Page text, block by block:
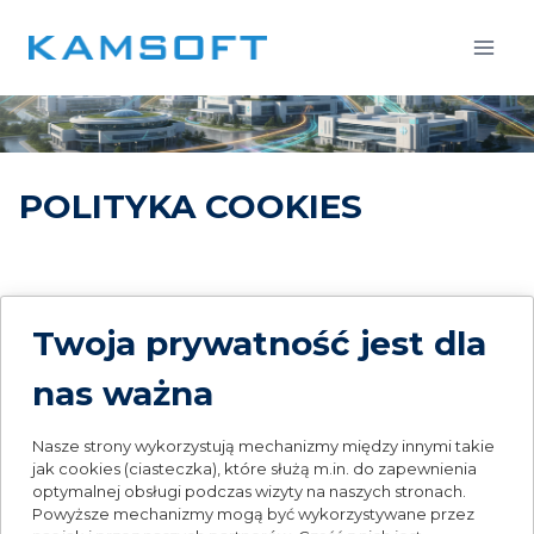
POLITYKA COOKIES
Niniejsza Polityka dotyczy stron internetowych w
domenie kamsoft.pl. W przypadku umieszczenia na
stronie internetowej KAMSOFT S.A. odnośników do
innych stron internetowych, KAMSOFT S.A. nie ponosi
odpowiedzialności za zasady zachowania prywatności
obowiązujące na tych stronach. Po wejściu na strony
internetowe innych podmiotów rekomendujemy
Twoja prywatność jest dla
nas ważna
Nasze strony wykorzystują mechanizmy między innymi takie
jak cookies (ciasteczka), które służą m.in. do zapewnienia
optymalnej obsługi podczas wizyty na naszych stronach.
Powyższe mechanizmy mogą być wykorzystywane przez